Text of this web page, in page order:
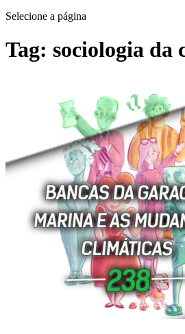
Selecione a página
Tag: sociologia da